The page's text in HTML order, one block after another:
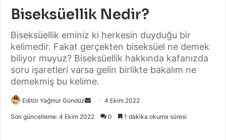
Biseksüellik Nedir?
Biseksüellik eminiz ki herkesin duyduğu bir
kelimedir. Fakat gerçekten biseksüel ne demek
biliyor muyuz? Biseksüellik hakkında kafanızda
soru işaretleri varsa gelin birlikte bakalım ne
demekmiş bu kelime.
Editör Yağmur Gündüz
Bir
4 Ekim 2022
Son güncelleme: 4 Ekim 2022 0 1 dakika okuma süresi